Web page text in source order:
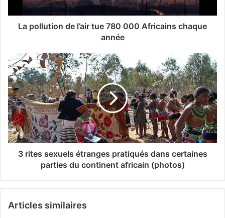
La pollution de l’air tue 780 000 Africains chaque
année
3 rites sexuels étranges pratiqués dans certaines
parties du continent africain (photos)
Articles similaires